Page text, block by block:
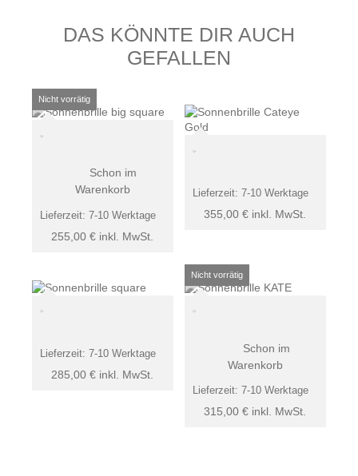
DAS KÖNNTE DIR AUCH
GEFALLEN
255,00 € inkl. MwSt.
Lieferzeit: 7-10 Werktage
Schon im
Warenkorb
355,00€ inkl. MwSt.
Lieferzeit: 7-10 Werktage
285,00 € inkl. MwSt.
Lieferzeit: 7-10 Werktage
315,00€ inkl. MwSt.
Lieferzeit: 7-10 Werktage
Schon im
Warenkorb